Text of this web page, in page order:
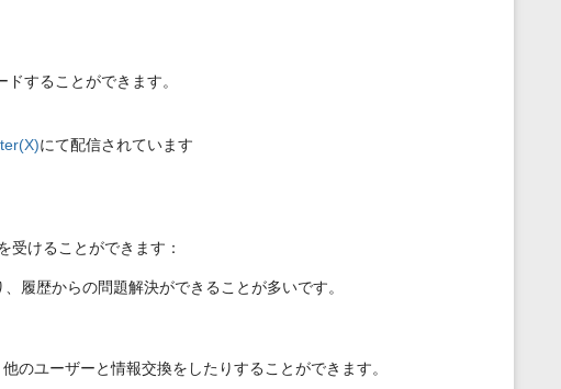
することができます。
にて配信されています
受けることができます：
履歴からの問題解決ができることが多いです。
のユーザーと情報交換をしたりすることができます。